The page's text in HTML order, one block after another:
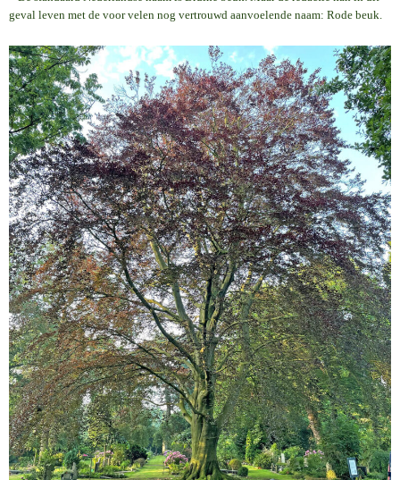
geval leven met de voor velen nog vertrouwd aanvoelende naam: Rode beuk.